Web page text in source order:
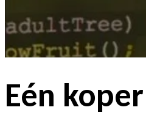
Eén